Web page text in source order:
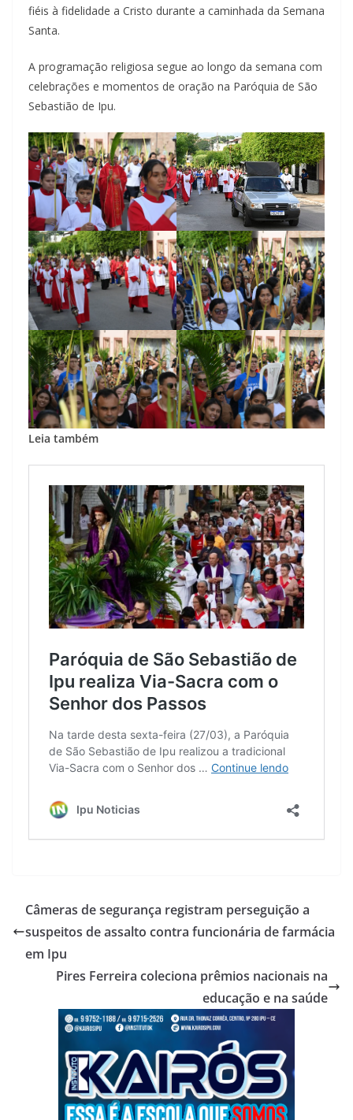
fiéis à fidelidade a Cristo durante a caminhada da Semana
Santa.
A programação religiosa segue ao longo da semana com
celebrações e momentos de oração na Paróquia de São
Sebastião de Ipu.
Leia também
Câmeras de segurança registram perseguição a
suspeitos de assalto contra funcionária de farmácia
em Ipu
Pires Ferreira coleciona prêmios nacionais na
educação e na saúde